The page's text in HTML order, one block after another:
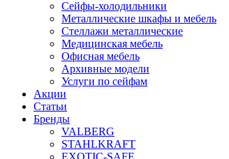
Сейфы-холодильники
Металлические шкафы и мебель
Стеллажи металлические
Медицинская мебель
Офисная мебель
Архивные модели
Услуги по сейфам
Акции
Статьи
Бренды
VALBERG
STAHLKRAFT
EXOTIC-SAFE